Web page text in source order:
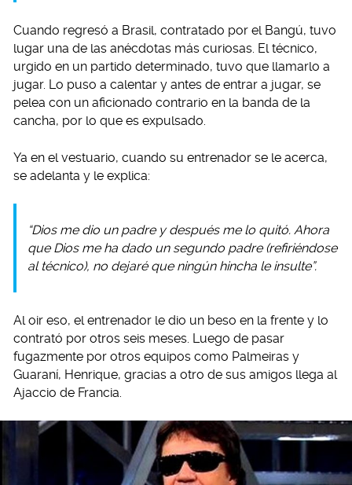
Cuando regresó a Brasil, contratado por el Bangú, tuvo
lugar una de las anécdotas más curiosas. El técnico,
urgido en un partido determinado, tuvo que llamarlo a
jugar. Lo puso a calentar y antes de entrar a jugar, se
pelea con un aficionado contrario en la banda de la
cancha, por lo que es expulsado.
Ya en el vestuario, cuando su entrenador se le acerca,
se adelanta y le explica:
“Dios me dio un padre y después me lo quitó. Ahora
que Dios me ha dado un segundo padre (refiriéndose
al técnico), no dejaré que ningún hincha le insulte”.
Al oir eso, el entrenador le dio un beso en la frente y lo
contrató por otros seis meses. Luego de pasar
fugazmente por otros equipos como Palmeiras y
Guaraní, Henrique, gracias a otro de sus amigos llega al
Ajaccio de Francia.